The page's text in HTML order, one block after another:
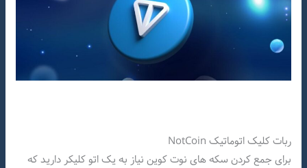
ربات کلیک اتوماتیک NotCoin
برای جمع کردن سکه های نوت کوین نیاز به یک اتو کلیکر دارید که